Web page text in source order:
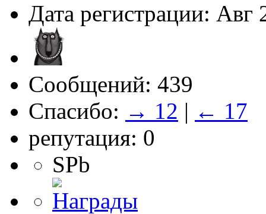
Дата регистрации: Авг
Сообщений: 439
Спасибо: → 12 | ← 17
репутация: 0
SPb